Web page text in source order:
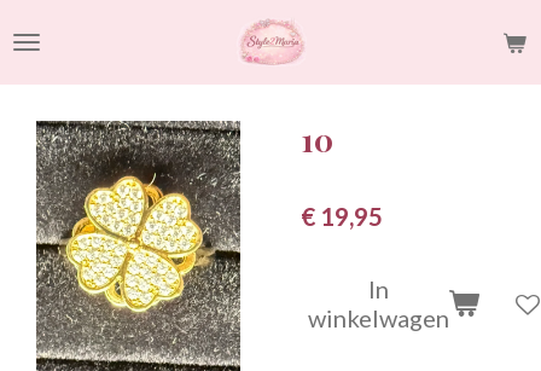
direct
naar
hoofdinhoud
10
€ 19,95
In
winkelwagen